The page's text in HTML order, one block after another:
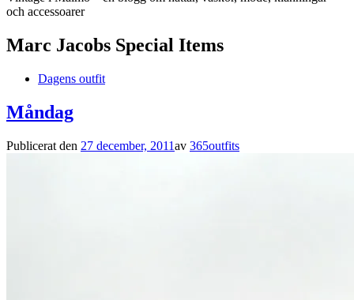
och accessoarer
Marc Jacobs Special Items
Dagens outfit
Måndag
Publicerat den 27 december, 2011av 365outfits